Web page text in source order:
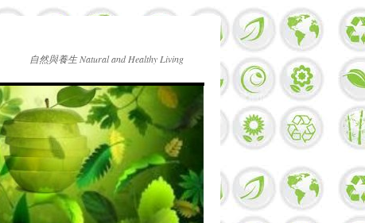
自然與養生 Natural and Healthy Living